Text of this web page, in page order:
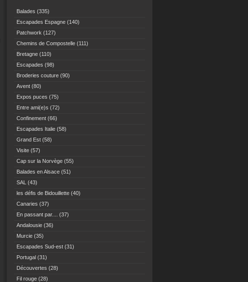
Balades (335)
Escapades Espagne (140)
Patchwork (127)
Chemins de Compostelle (111)
Bretagne (110)
Escapades (98)
Broderies couture (90)
Avent (80)
Expos puces (75)
Entre ami(e)s (72)
Confinement (66)
Escapades Italie (58)
Grand Est (58)
Visite (57)
Cap sur la Norvège (55)
Balades en Alsace (51)
SAL (43)
les défis de Bidouillette (40)
Canaries (37)
En passant par....
(37)
Andalousie (36)
Murcie (35)
Escapades Sud-est (31)
Portugal (31)
Découvertes (28)
Fil rouge (28)